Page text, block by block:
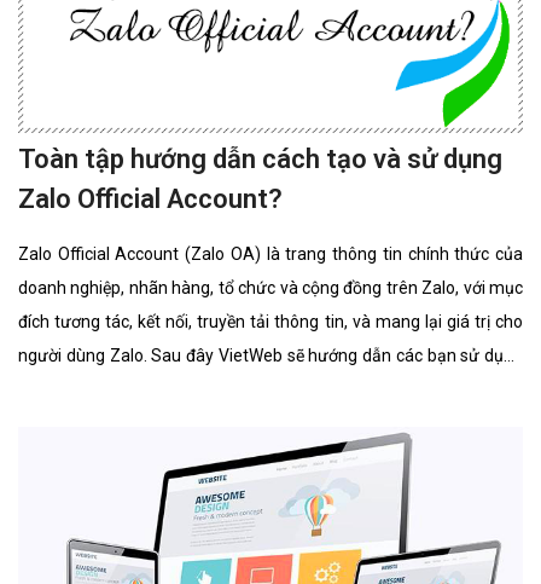
Toàn tập hướng dẫn cách tạo và sử dụng
Zalo Official Account?
Zalo Official Account (Zalo OA) là trang thông tin chính thức của
doanh nghiệp, nhãn hàng, tổ chức và cộng đồng trên Zalo, với mục
đích tương tác, kết nối, truyền tải thông tin, và mang lại giá trị cho
người dùng Zalo. Sau đây VietWeb sẽ hướng dẫn các bạn sử dụng